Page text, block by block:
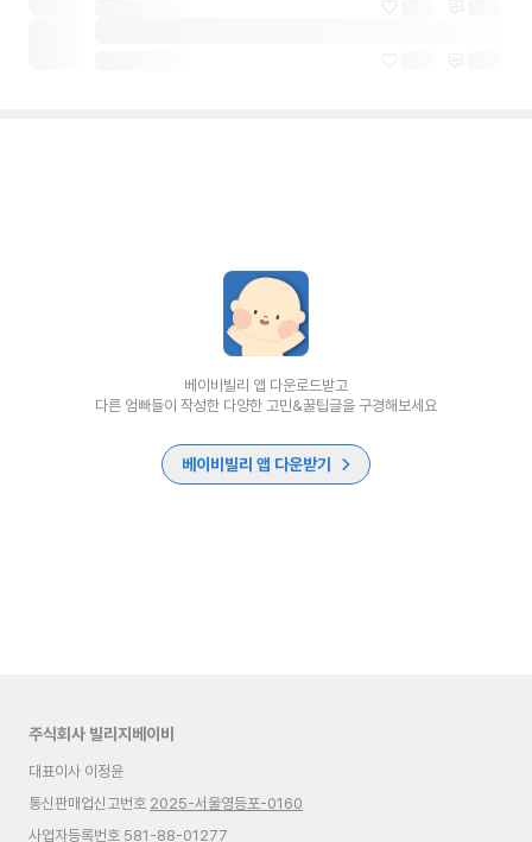
베이비빌리 앱 다운로드받고
다른 엄빠들이 작성한 다양한 고민&꿀팁글을 구경해보세요
베이비빌리 앱 다운받기
주식회사 빌리지베이비
대표이사 이정윤
통신판매업신고번호 2025-서울영등포-0160
사업자등록번호 581-88-01277